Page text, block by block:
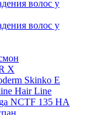
волос у
волос у
X
Skinko E
Hair Line
NCTF 135 HA